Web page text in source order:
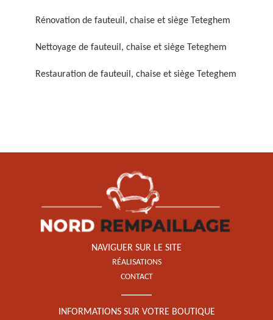
Rénovation de fauteuil,
Nettoyage de fauteuil,
Rénovation de fauteuil, chaise et siège Teteghem
Nettoyage de fauteuil, chaise et siège Teteghem
Restauration de fauteuil, chaise et siège Teteghem
NAVIGUER SUR LE SITE
RÉALISATIONS
CONTACT
INFORMATIONS SUR VOTRE BOUTIQUE